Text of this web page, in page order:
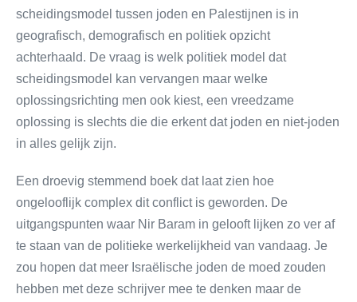
scheidingsmodel tussen joden en Palestijnen is in
geografisch, demografisch en politiek opzicht
achterhaald. De vraag is welk politiek model dat
scheidingsmodel kan vervangen maar welke
oplossingsrichting men ook kiest, een vreedzame
oplossing is slechts die die erkent dat joden en niet-joden
in alles gelijk zijn.
Een droevig stemmend boek dat laat zien hoe
ongelooflijk complex dit conflict is geworden. De
uitgangspunten waar Nir Baram in gelooft lijken zo ver af
te staan van de politieke werkelijkheid van vandaag. Je
zou hopen dat meer Israëlische joden de moed zouden
hebben met deze schrijver mee te denken maar de